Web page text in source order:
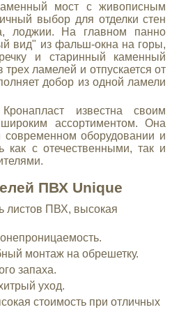
мост с живописным
выбор для отделки стен
лоджии. На главном панно
вид" из фальш-окна на горы,
и старинный каменный
трех ламелей и отпускается от
добор из одной ламели
известна своим
ассортиментом. Она
современном оборудовании и
как с отечественными, так и
ПВХ Unique
листов ПВХ, высокая
монтаж на обрешетку.
запаха.
уход.
стоимость при отличных